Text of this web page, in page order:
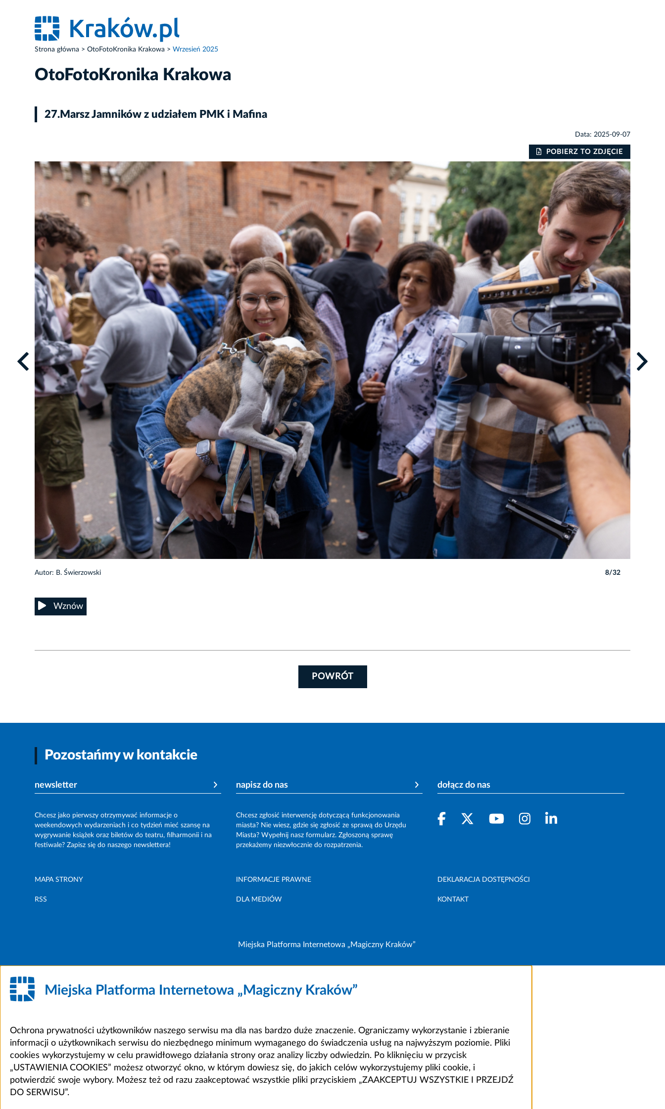
Strona główna OtoFotoKronika Krakowa Wrzesień 2025
OtoFotoKronika Krakowa
27.Marsz Jamników z udziałem PMK i Mafina
Data: 2025-09-07
POBIERZ TO ZDJĘCIE
Autor: B. Świerzowski 8/32
Wznów
POWRÓT
Pozostańmy w kontakcie
newsletter
Chcesz jako pierwszy otrzymywać informacje o
weekendowych wydarzeniach i co tydzień mieć szansę na
wygrywanie książek oraz biletów do teatru, filharmonii i na
festiwale? Zapisz się do naszego newslettera!
napisz do nas
Chcesz zgłosić interwencję dotyczącą funkcjonowania
miasta? Nie wiesz, gdzie się zgłosić ze sprawą do Urzędu
Miasta? Wypełnij nasz formularz. Zgłoszoną sprawę
przekażemy niezwłocznie do rozpatrzenia.
dołącz do nas
MAPA STRONY INFORMACJE PRAWNE DEKLARACJA DOSTĘPNOŚCI
RSS DLA MEDIÓW KONTAKT
Miejska Platforma Internetowa „Magiczny Kraków”
Miejska Platforma Internetowa „Magiczny Kraków”
Ochrona prywatności użytkowników naszego serwisu ma dla nas bardzo duże znaczenie. Ograniczamy wykorzystanie i zbieranie
informacji o użytkownikach serwisu do niezbędnego minimum wymaganego do świadczenia usług na najwyższym poziomie. Pliki
cookies wykorzystujemy w celu prawidłowego działania strony oraz analizy liczby odwiedzin. Po kliknięciu w przycisk
„USTAWIENIA COOKIES” możesz otworzyć okno, w którym dowiesz się, do jakich celów wykorzystujemy pliki cookie, i
potwierdzić swoje wybory. Możesz też od razu zaakceptować wszystkie pliki przyciskiem „ZAAKCEPTUJ WSZYSTKIE I PRZEJDŹ
DO SERWISU”.